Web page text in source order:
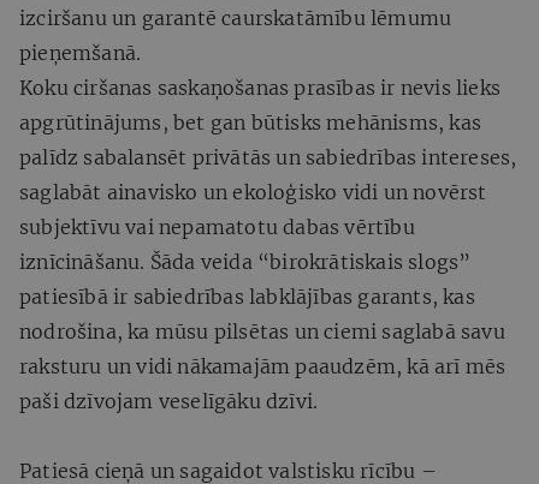
izciršanu un garantē caurskatāmību lēmumu
pieņemšanā.
Koku ciršanas saskaņošanas prasības ir nevis lieks
apgrūtinājums, bet gan būtisks mehānisms, kas
palīdz sabalansēt privātās un sabiedrības intereses,
saglabāt ainavisko un ekoloģisko vidi un novērst
subjektīvu vai nepamatotu dabas vērtību
iznīcināšanu. Šāda veida “birokrātiskais slogs”
patiesībā ir sabiedrības labklājības garants, kas
nodrošina, ka mūsu pilsētas un ciemi saglabā savu
raksturu un vidi nākamajām paaudzēm, kā arī mēs
paši dzīvojam veselīgāku dzīvi.
Patiesā cieņā un sagaidot valstisku rīcību –